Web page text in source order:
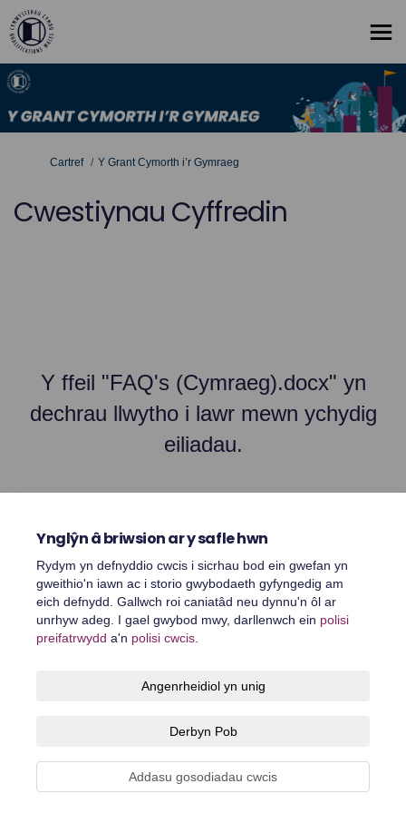
Ynglŷn â briwsion ar y safle hwn
Rydym yn defnyddio cwcis i sicrhau bod ein gwefan yn
gweithio'n iawn ac i storio gwybodaeth gyfyngedig am
eich defnydd. Gallwch roi caniatâd neu dynnu'n ôl ar
unrhyw adeg. I gael gwybod mwy, darllenwch ein polisi
preifatrwydd a'n polisi cwcis
Angenrheidiol yn unig
Derbyn Pob
Addasu gosodiadau cwcis
Rydych yma:
Cartref Y Grant Cymorth i’r Gymraeg
Cwestiynau Cyffredin
Y ffeil "FAQ's (Cymraeg).docx" yn
dechrau llwytho i lawr mewn ychydig
eiliadau.